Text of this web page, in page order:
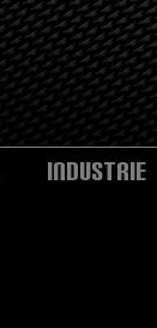
INDUSTRIE